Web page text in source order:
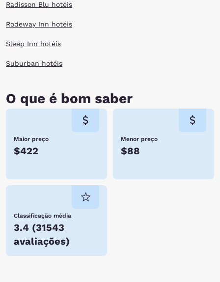
Radisson Blu hotéis
Rodeway Inn hotéis
Sleep Inn hotéis
Suburban hotéis
O que é bom saber
Maior preço
$422
Menor preço
$88
Classificação média
3.4 (31543
avaliações)